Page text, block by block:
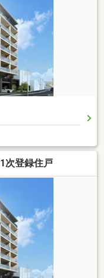
次登録住戸